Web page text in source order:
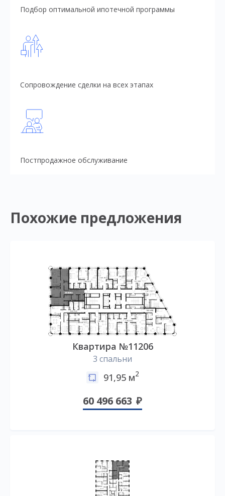
Подбор оптимальной ипотечной программы
Сопровождение сделки на всех этапах
Постпродажное обслуживание
Похожие предложения
Квартира №11206
3 спальни
91,95 м2
60 496 663